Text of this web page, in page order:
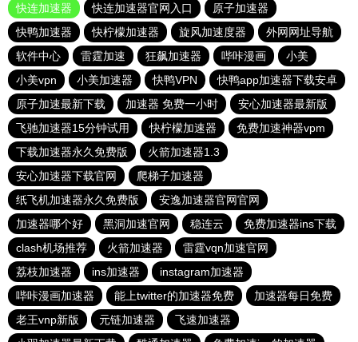
快连加速器
快连加速器官网入口
原子加速器
快鸭加速器
快柠檬加速器 旋风加速度器
外网网址导航
软件中心
雷霆加速 狂飙加速器 哔咔漫画
小美
小美vpn
小美加速器 快鸭VPN
快鸭app加速器下载安卓
原子加速最新下载
加速器 免费一小时
安心加速器最新版
飞驰加速器15分钟试用
快柠檬加速器
免费加速神器vpm
下载加速器永久免费版
火箭加速器1.3
安心加速器下载官网
爬梯子加速器
纸飞机加速器永久免费版
安逸加速器官网官网
加速器哪个好
黑洞加速官网 稳连云
免费加速器ins下载
clash机场推荐
火箭加速器
雷霆vqn加速官网
荔枝加速器
ins加速器
instagram加速器
哔咔漫画加速器
能上twitter的加速器免费
加速器每日免费
老王vnp新版
元链加速器
飞速加速器